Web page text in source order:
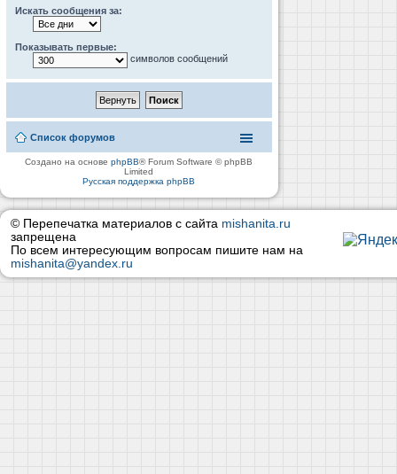
Искать сообщения за:
Показывать первые:
символов сообщений
Список форумов
Создано на основеphpBB® Forum Software © phpBB
Limited
Русская поддержка phpBB
© Перепечатка материалов с сайта mishanita.ru
запрещена
По всем интересующим вопросам пишите нам на
mishanita@yandex.ru